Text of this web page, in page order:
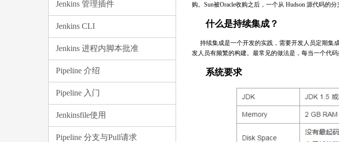
Jenkins 管理插件
Jenkins CLI
Jenkins 进程内脚本批准
Pipeline 介绍
Pipeline 入门
Jenkinsfile使用
Pipeline 分支与Pull请求
购。Sun被Oracle收购之后，一个从 Hudson 源代码的分
什么是持续集成？
持续集成是一个开发的实践，需要开发人员定期集
发人员有频繁的构建。最常见的做法是，每当一个代码
系统要求